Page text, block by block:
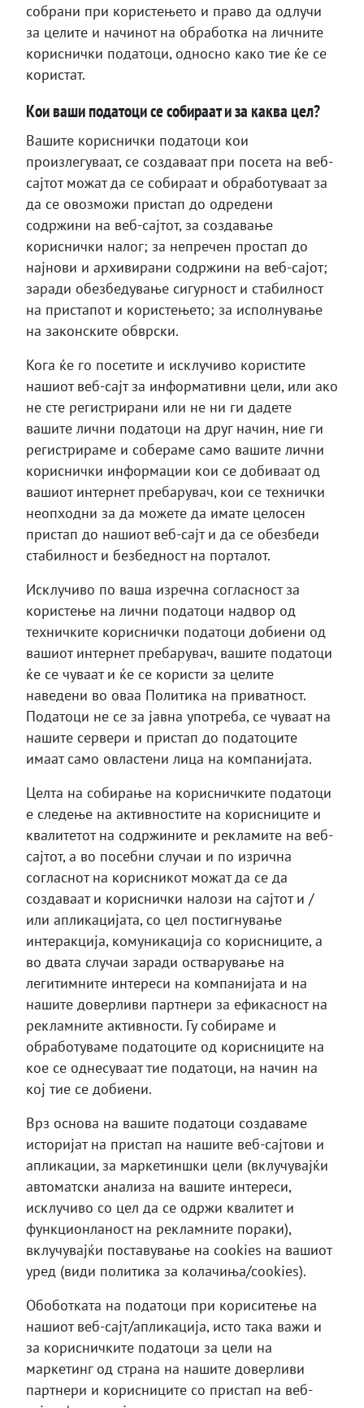
собрани при користењето и право да одлучи
за целите и начинот на обработка на личните
кориснички податоци, односно како тие ќе се
користат.
Кои ваши податоци се собираат и за каква цел?
Вашите кориснички податоци кои
произлегуваат, се создаваат при посета на веб-
сајтот можат да се собираат и обработуваат за
да се овозможи пристап до одредени
содржини на веб-сајтот, за создавање
кориснички налог; за непречен простап до
најнови и архивирани содржини на веб-сајот;
заради обезбедување сигурност и стабилност
на пристапот и користењето; за исполнување
на законските обврски.
Кога ќе го посетите и исклучиво користите
нашиот веб-сајт за информативни цели, или ако
не сте регистрирани или не ни ги дадете
вашите лични податоци на друг начин, ние ги
регистрираме и собераме само вашите лични
кориснички информации кои се добиваат од
вашиот интернет пребарувач, кои се технички
неопходни за да можете да имате целосен
пристап до нашиот веб-сајт и да се обезбеди
стабилност и безбедност на порталот.
Исклучиво по ваша изречна согласност за
користење на лични податоци надвор од
техничките кориснички податоци добиени од
вашиот интернет пребарувач, вашите податоци
ќе се чуваат и ќе се користи за целите
наведени во оваа Политика на приватност.
Податоци не се за јавна употреба, се чуваат на
нашите сервери и пристап до податоците
имаат само овластени лица на компанијата.
Целта на собирање на корисничките податоци
е следење на активностите на корисниците и
квалитетот на содржините и рекламите на веб-
сајтот, а во посебни случаи и по изрична
согласнот на корисникот можат да се да
создаваат и кориснички налози на сајтот и /
или апликацијата, со цел постигнување
интеракција, комуникација со корисниците, а
во двата случаи заради остварување на
легитимните интереси на компанијата и на
нашите доверливи партнери за ефикасност на
рекламните активности. Гу собираме и
обработуваме податоците од корисниците на
кое се однесуваат тие податоци, на начин на
кој тие се добиени.
Врз основа на вашите податоци создаваме
историјат на пристап на нашите веб-сајтови и
апликации, за маркетиншки цели (вклучувајќи
автоматски анализа на вашите интереси,
исклучиво со цел да се одржи квалитет и
функционланост на рекламните пораки),
вклучувајќи поставување на cookies на вашиот
уред (види политика за колачиња/cookies).
Обоботката на податоци при кориситење на
нашиот веб-сајт/апликација, исто така важи и
за корисничките податоци за цели на
маркетинг од страна на нашите доверливи
партнери и корисниците со пристап на веб-